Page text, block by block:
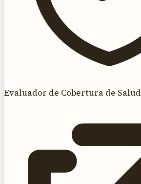
Evaluador de Cobertura de Salud